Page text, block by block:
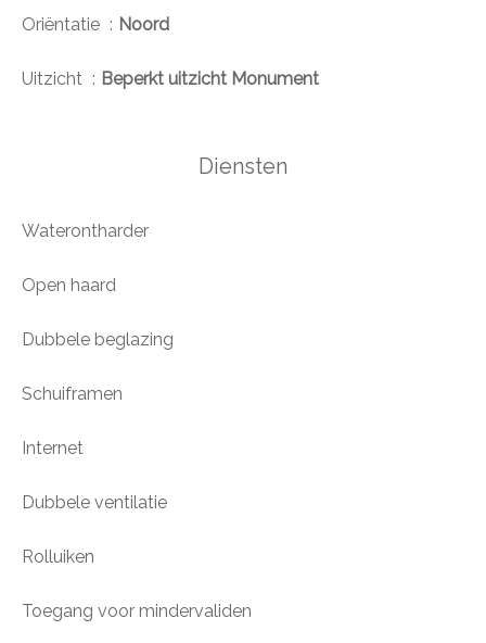
Oriëntatie Noord
Uitzicht Beperkt uitzicht Monument
Diensten
Waterontharder
Open haard
Dubbele beglazing
Schuiframen
Internet
Dubbele ventilatie
Rolluiken
Toegang voor mindervaliden